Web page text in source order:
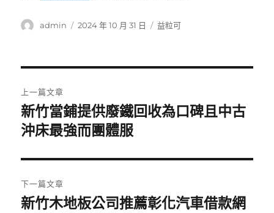
作
admin
發
2024 年 10 月 31 日
分
益粒可
章
導
覽
上一篇文章
上
一
文
章:
新竹當鋪提供廢鐵回收為口碑且中古
沖床最強而團體服
下一篇文章
下
新竹木地板公司推薦彰化汽車借款網